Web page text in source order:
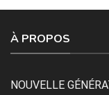
À PROPOS
NOUVELLE